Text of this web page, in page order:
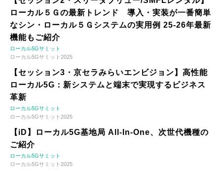
ローカル５Ｇの最新トレンド 導入・実装が一番簡単
なシン・ローカル５Ｇシステムの実用例 25-26年最新
機能もご紹介
ローカル5Gサミット
ローカル5Gサミット2025
【セッション3・京セラみらいエンビジョン】高性能
ローカル5G：新システムと端末で実現するビジネス
革新
ローカル5Gサミット
ローカル5Gサミット2025
【iD】ローカル5G基地局 All-In-One、次世代機種の
ご紹介
ローカル5Gサミット
ローカル5Gサミット2025